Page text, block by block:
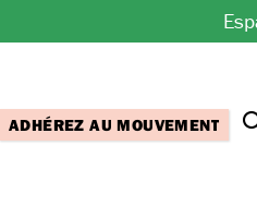
ADHÉREZ AU MOUVEMENT